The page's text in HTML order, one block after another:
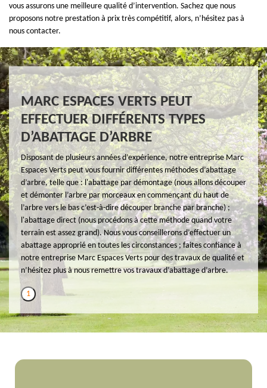
vous assurons une meilleure qualité d’intervention. Sachez que nous
proposons notre prestation à prix très compétitif, alors, n’hésitez pas à
nous contacter.
MARC ESPACES VERTS PEUT
EFFECTUER DIFFÉRENTS TYPES
D’ABATTAGE D’ARBRE
Disposant de plusieurs années d’expérience, notre entreprise Marc
Espaces Verts peut vous fournir différentes méthodes d’abattage
d’arbre, telle que : l'abattage par démontage (nous allons découper
et démonter l’arbre par morceaux en commençant du haut de
l’arbre vers le bas c’est-à-dire découper branche par branche) ;
l'abattage direct (nous procédons à cette méthode quand votre
terrain est assez grand). Nous vous conseillerons d’effectuer un
abattage approprié en toutes les circonstances ; faites confiance à
notre entreprise Marc Espaces Verts pour des travaux de qualité et
n’hésitez plus à nous remettre vos travaux d’abattage d’arbre.
1